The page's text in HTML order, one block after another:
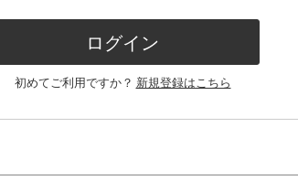
ログイン
初めてご利用ですか？ 新規登録はこちら